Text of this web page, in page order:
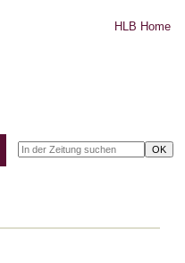
HLB Home